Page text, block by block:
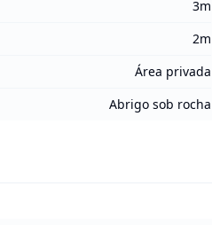
3m
2m
Área privada
Abrigo sob rocha